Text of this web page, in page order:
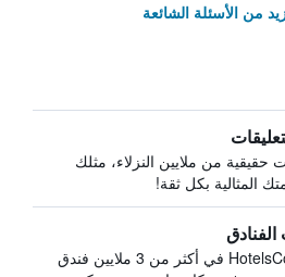
من الأسئلة الشائعة
حقيقية من ملايين النزلاء، مثلك
المثالية بكل ثقة!
يبحث HotelsCombined في أكثر من 3 ملايين فندق